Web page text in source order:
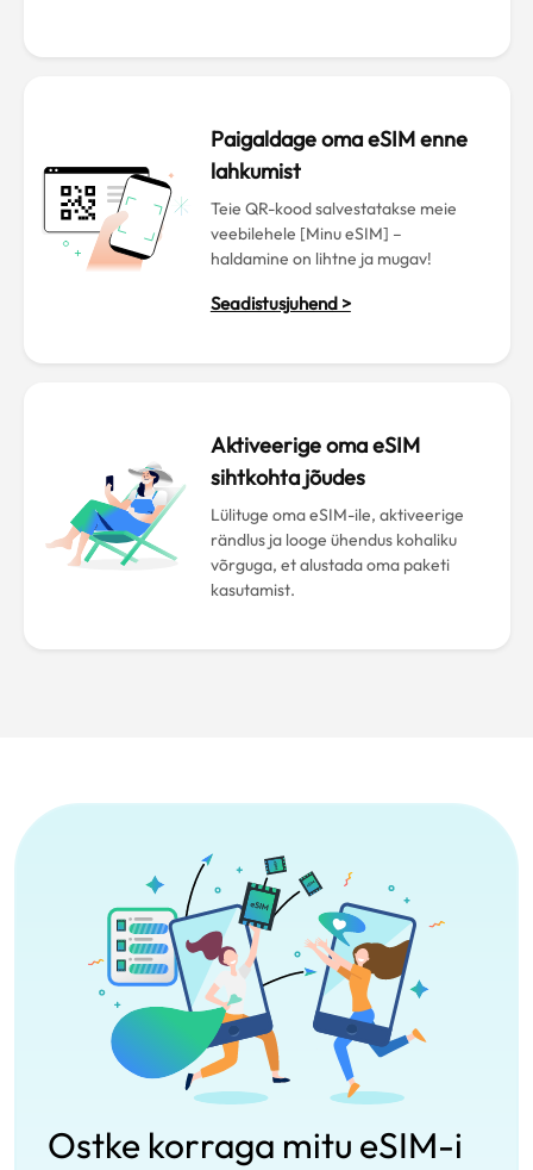
Paigaldage oma eSIM enne
lahkumist
Teie QR-kood salvestatakse meie
veebilehele [Minu eSIM] –
haldamine on lihtne ja mugav!
Seadistusjuhend >
Aktiveerige oma eSIM
sihtkohta jõudes
Lülituge oma eSIM-ile, aktiveerige
rändlus ja looge ühendus kohaliku
võrguga, et alustada oma paketi
kasutamist.
Ostke korraga mitu eSIM-i